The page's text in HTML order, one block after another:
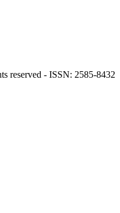
reserved - ISSN: 2585-8432